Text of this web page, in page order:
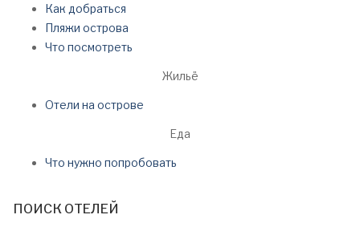
Как добраться
Пляжи острова
Что посмотреть
Жильё
Отели на острове
Еда
Что нужно попробовать
ПОИСК ОТЕЛЕЙ